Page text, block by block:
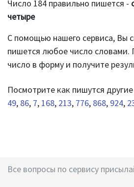
Число 184 правильно пишется -
четыре
С помощью нашего сервиса, Вы
пишется любое число словами.
число в форму и получите
Посмотрите как пишутся
49, 86, 7, 168, 213, 776, 868, 924,
Все вопросы по сервису